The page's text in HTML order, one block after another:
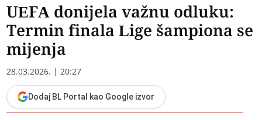
UEFA donijela važnu odluku:
Termin finala Lige šampiona se
mijenja
28.03.2026. | 20:27
Dodaj BL Portal kao Google izvor